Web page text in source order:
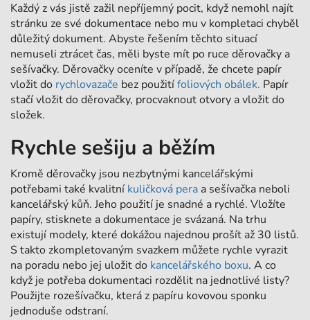
Každý z vás jistě zažil nepříjemný pocit, když nemohl najít
stránku ze své dokumentace nebo mu v kompletaci chyběl
důležitý dokument. Abyste řešením těchto situací
nemuseli ztrácet čas, měli byste mít po ruce děrovačky a
sešívačky. Děrovačky oceníte v případě, že chcete papír
vložit do rychlovazače bez použitífoliových obálek. Papír
stačí vložit do děrovačky, procvaknout otvory a vložit do
složek.
Rychle sešiju a běžím
Kromě děrovačky jsou nezbytnými kancelářskými
potřebami také kvalitní kuličková pera a sešívačka neboli
kancelářský kůň. Jeho použití je snadné a rychlé. Vložíte
papíry, stisknete a dokumentace je svázaná. Na trhu
existují modely, které dokážou najednou prošít až 30 listů.
S takto zkompletovaným svazkem můžete rychle vyrazit
na poradu nebo jej uložit do kancelářského boxu. A co
když je potřeba dokumentaci rozdělit na jednotlivé listy?
Použijte rozešívačku, která z papíru kovovou sponku
jednoduše odstraní.